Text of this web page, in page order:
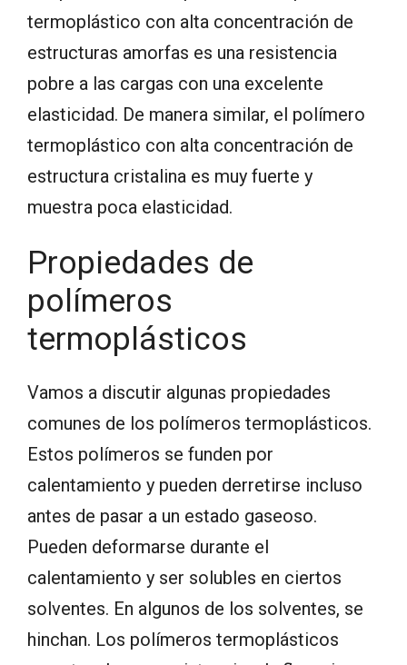
termoplástico con alta concentración de
estructuras amorfas es una resistencia
pobre a las cargas con una excelente
elasticidad. De manera similar, el polímero
termoplástico con alta concentración de
estructura cristalina es muy fuerte y
muestra poca elasticidad.
Propiedades de
polímeros
termoplásticos
Vamos a discutir algunas propiedades
comunes de los polímeros termoplásticos.
Estos polímeros se funden por
calentamiento y pueden derretirse incluso
antes de pasar a un estado gaseoso.
Pueden deformarse durante el
calentamiento y ser solubles en ciertos
solventes. En algunos de los solventes, se
hinchan. Los polímeros termoplásticos